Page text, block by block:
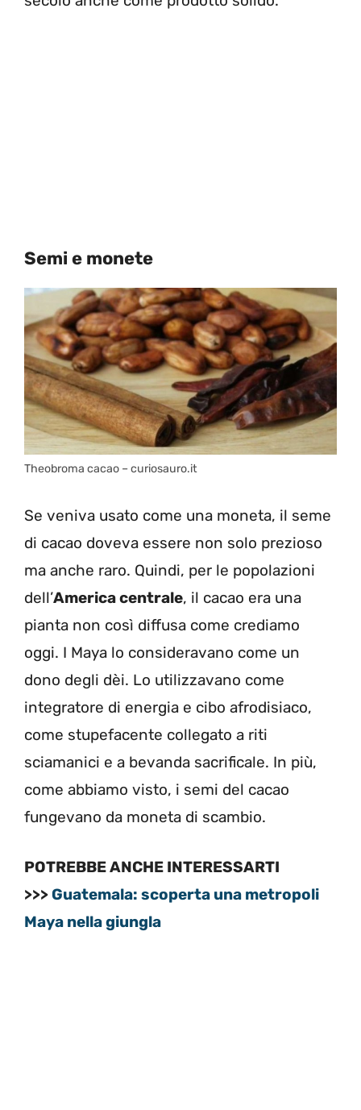
Semi e monete
Theobroma cacao – curiosauro.it
Se veniva usato come una moneta, il seme
di cacao doveva essere non solo prezioso
ma anche raro. Quindi, per le popolazioni
dell’America centrale, il cacao era una
pianta non così diffusa come crediamo
oggi. I Maya lo consideravano come un
dono degli dèi. Lo utilizzavano come
integratore di energia e cibo afrodisiaco,
come stupefacente collegato a riti
sciamanici e a bevanda sacrificale. In più,
come abbiamo visto, i semi del cacao
fungevano da moneta di scambio.
POTREBBE ANCHE INTERESSARTI
>>>Guatemala: scoperta una metropoli
Maya nella giungla